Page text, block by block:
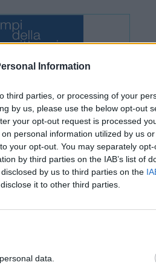
Information
third parties, or processing of your
by us, please use the below opt-out
your opt-out request is processed
personal information utilized by us
your opt-out. You may separately
by third parties on the IAB’s list of
by us to third parties on the
it to other third parties.
data.
a Velate: